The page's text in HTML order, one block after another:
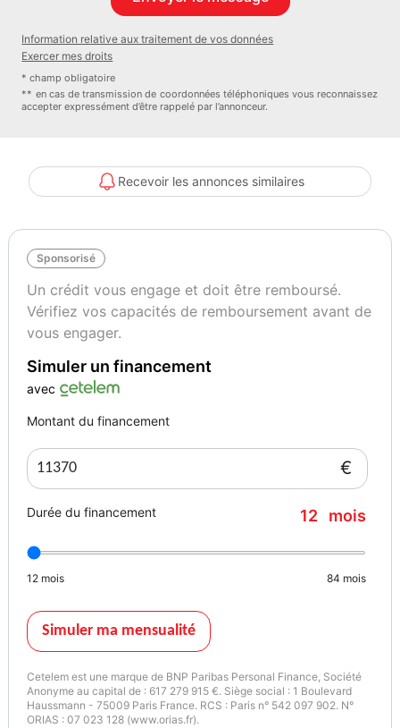
Blanc Banquise (O) - Rouge Aden
Club Sélection Sécurité 12 mois
Information relative aux traitement de vos données
Exercer mes droits
* champ obligatoire
** en cas de transmission de coordonnées téléphoniques vous reconnaissez
accepter expressément d’être rappelé par l’annonceur.
Recevoir les annonces similaires
Sponsorisé
Un crédit vous engage et doit être remboursé.
Vérifiez vos capacités de remboursement avant de
vous engager.
Simuler un financement
avec
Montant du financement
€
Durée du financement 12 mois
12 mois 84 mois
Simuler ma mensualité
Cetelem est une marque de BNP Paribas Personal Finance, Société
Anonyme au capital de : 617 279 915 €. Siège social : 1 Boulevard
Haussmann - 75009 Paris France. RCS : Paris n° 542 097 902. N°
ORIAS : 07 023 128 (www.orias.fr).